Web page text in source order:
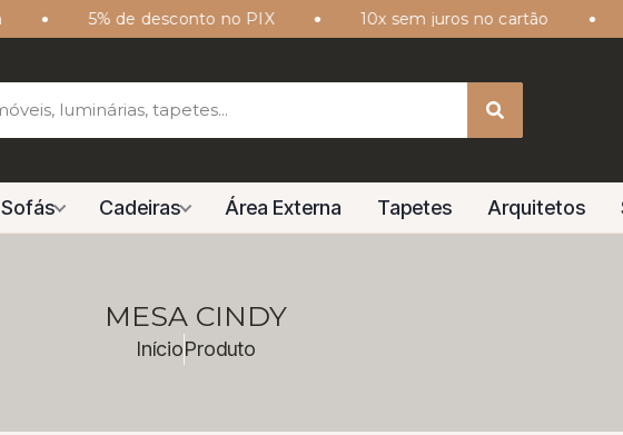
5% de desconto no PIX 10x sem juros no cartão
Sofás Cadeiras Área Externa Tapetes Arquitetos
MESA CINDY
InícioProduto